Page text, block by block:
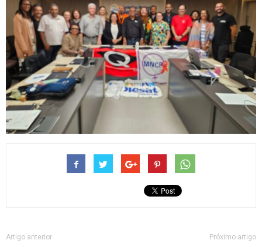
Artigo anterior Próximo artigo